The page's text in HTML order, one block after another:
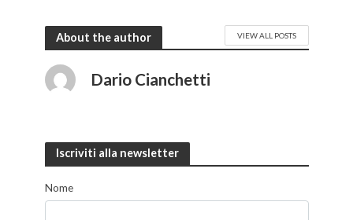
About the author VIEW ALL POSTS
Dario Cianchetti
Iscriviti alla newsletter
Nome